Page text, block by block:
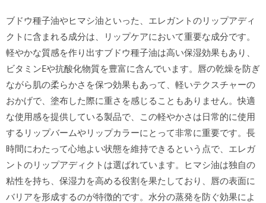
ブドウ種子油やヒマシ油といった、エレガントのリップアディ
クトに含まれる成分は、リップケアにおいて重要な成分です。
軽やかな質感を作り出すブドウ種子油は高い保湿効果もあり、
ビタミンEや抗酸化物質を豊富に含んでいます。唇の乾燥を防ぎ
ながら肌の柔らかさを保つ効果もあって、軽いテクスチャーの
おかげで、塗布した際に重さを感じることもありません。快適
な使用感を提供している製品で、この軽やかさは日常的に使用
するリップバームやリップカラーにとって非常に重要です。長
時間にわたって心地よい状態を維持できるという点で、エレガ
ントのリップアディクトは選ばれています。ヒマシ油は独自の
粘性を持ち、保湿力を高める役割を果たしており、唇の表面に
バリアを形成するのが特徴的です。水分の蒸発を防ぐ効果によ